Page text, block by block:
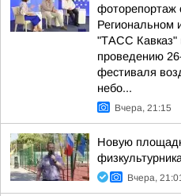
фоторепортаж
Региональном
"ТАСС Кавказ"
проведению
фестиваля
небо...
Вчера, 21:15
Новую
Вчера,